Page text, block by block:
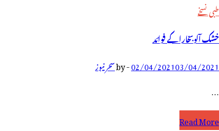
طبی نسخے
خشک آلوبخارا کے فوائد
02/04/202103/04/2021
-
byسحر نیوز
…
خشک
Read More